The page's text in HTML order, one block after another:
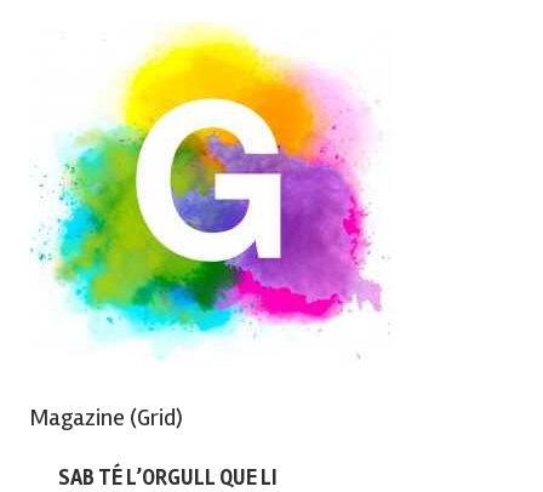
Magazine (Grid)
SAB TÉ L’ORGULL QUE LI